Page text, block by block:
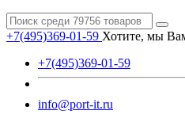
+7(495)369-01-59 Хотите, мы
+7(495)369-01-59
info@port-it.ru